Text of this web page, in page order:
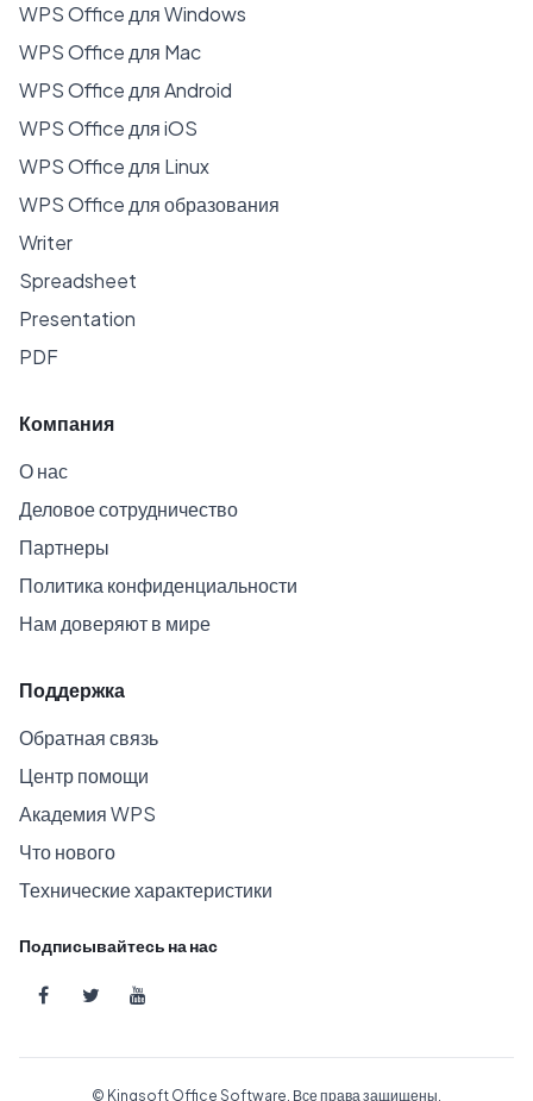
WPS Office для Windows
WPS Office для Mac
WPS Office для Android
WPS Office для iOS
WPS Office для Linux
WPS Office для образования
Writer
Spreadsheet
Presentation
PDF
Компания
О нас
Деловое сотрудничество
Партнеры
Политика конфиденциальности
Нам доверяют в мире
Поддержка
Обратная связь
Центр помощи
Академия WPS
Что нового
Технические характеристики
Подписывайтесь на нас
© Kingsoft Office Software. Все права защищены.